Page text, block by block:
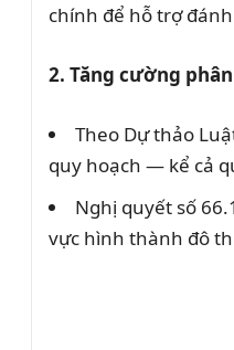
chính để hỗ trợ
2. Tăng cường
Theo Dự thảo
quy hoạch — kể cả
Nghị quyết số
vực hình thành đô